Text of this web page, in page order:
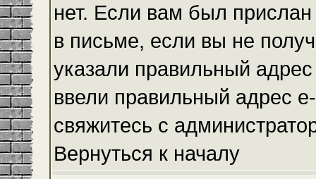
нет. Если вам был
в письме, если вы не
указали правильный
ввели правильный адрес
свяжитесь с
Вернуться к началу